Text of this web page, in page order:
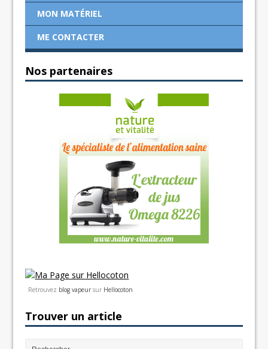
MON MATÉRIEL
ME CONTACTER
Nos partenaires
Retrouvez blog vapeur sur Hellocoton
Trouver un article